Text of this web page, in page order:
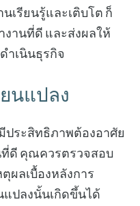
เรียนรู้และเติบโต ก็
งานที่ดี และส่งผลให้
ำเนินธุรกิจ
นแปลง
ประสิทธิภาพต้องอาศัย
ที่ดี คุณควรตรวจสอบ
ผลเบื้องหลังการ
แปลงนั้นเกิดขึ้นได้